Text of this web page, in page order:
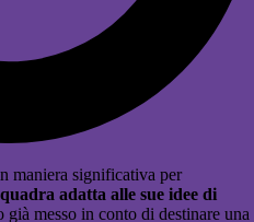
maniera significativa per
adatta alle sue idee di
messo in conto di destinare una